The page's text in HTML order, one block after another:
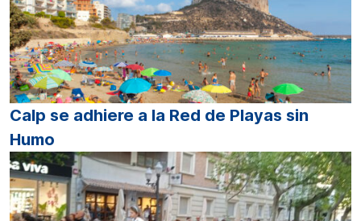
Calp se adhiere a la Red de Playas sin
Humo